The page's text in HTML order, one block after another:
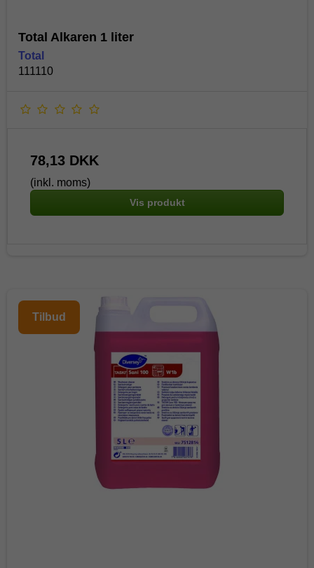
Total Alkaren 1 liter
Total
111110
78,13 DKK
(inkl. moms)
Vis produkt
Tilbud